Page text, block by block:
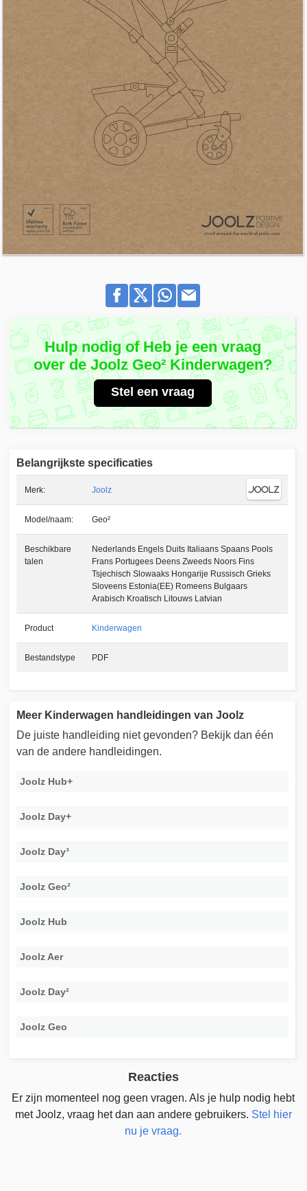
Hulp nodig of Heb je een vraag
over de Joolz Geo² Kinderwagen?
Stel een vraag
Belangrijkste specificaties
Merk: Joolz
Model/naam: Geo²
Beschikbare
talen
Nederlands Engels Duits Italiaans Spaans Pools
Frans Portugees Deens Zweeds Noors Fins
Tsjechisch Slowaaks Hongarije Russisch Grieks
Sloveens Estonia(EE) Romeens Bulgaars
Arabisch Kroatisch Litouws Latvian
Product Kinderwagen
Bestandstype PDF
Meer Kinderwagen handleidingen van Joolz
De juiste handleiding niet gevonden? Bekijk dan één
van de andere handleidingen.
Joolz Hub+
Joolz Day+
Joolz Day³
Joolz Geo²
Joolz Hub
Joolz Aer
Joolz Day²
Joolz Geo
Reacties
Er zijn momenteel nog geen vragen. Als je hulp nodig hebt
met Joolz, vraag het dan aan andere gebruikers. Stel hier
nu je vraag.